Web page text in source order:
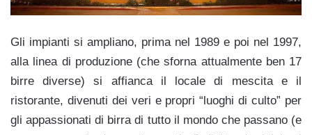
Gli impianti si ampliano, prima nel 1989 e poi nel 1997,
alla linea di produzione (che sforna attualmente ben 17
birre diverse) si affianca il locale di mescita e il
ristorante, divenuti dei veri e propri “luoghi di culto” per
gli appassionati di birra di tutto il mondo che passano (e